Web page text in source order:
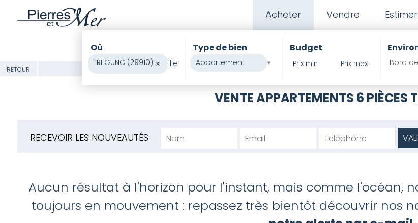
Acheter Vendre Estimer
Où
×
TREGUNC (29910)
Type de bien
Appartement
Budget
Bord
RETOUR
VENTE APPARTEMENTS 6 PIÈCES
RECEVOIR LES NOUVEAUTÉS
Aucun résultat à l'horizon pour l'instant, mais comme l'océan,
toujours en mouvement : repassez très bientôt découvrir nos